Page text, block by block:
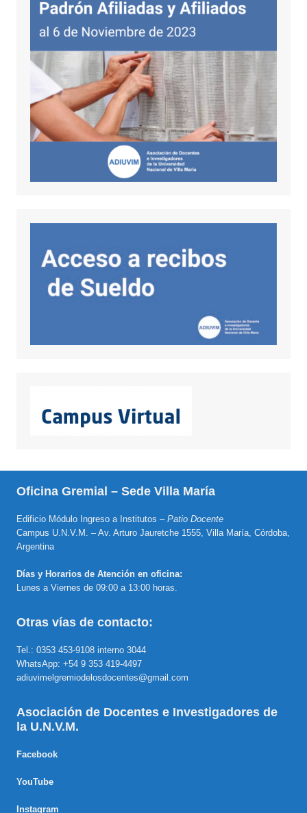
Oficina Gremial – Sede Villa María
Edificio Módulo Ingreso a Institutos – Patio Docente
Campus U.N.V.M. – Av. Arturo Jauretche 1555, Villa María, Córdoba,
Argentina
Días y Horarios de Atención en oficina:
Lunes a Viernes de 09:00 a 13:00 horas.
Otras vías de contacto:
Tel.: 0353 453-9108 interno 3044
WhatsApp: +54 9 353 419-4497
adiuvimelgremiodelosdocentes@gmail.com
Asociación de Docentes e Investigadores de
la U.N.V.M.
Facebook
YouTube
Instagram